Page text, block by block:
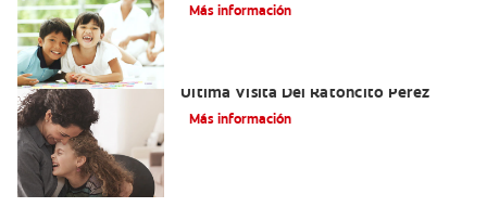
Más información
Última Visita Del Ratoncito Pérez
Más información